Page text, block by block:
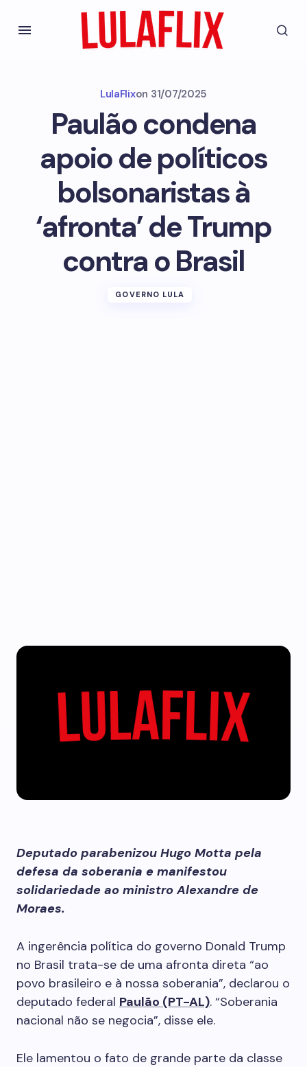
LulaFlixon 31/07/2025
Paulão condena
apoio de políticos
bolsonaristas à
‘afronta’ de Trump
contra o Brasil
GOVERNO LULA
Deputado parabenizou Hugo Motta pela
defesa da soberania e manifestou
solidariedade ao ministro Alexandre de
Moraes.
A ingerência política do governo Donald Trump
no Brasil trata-se de uma afronta direta “ao
povo brasileiro e à nossa soberania”, declarou o
deputado federal Paulão (PT-AL). “Soberania
nacional não se negocia”, disse ele.
Ele lamentou o fato de grande parte da classe